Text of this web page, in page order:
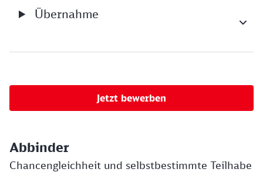
Übernahme
Jetzt bewerben
Abbinder
Chancengleichheit und selbstbestimmte Teilhabe